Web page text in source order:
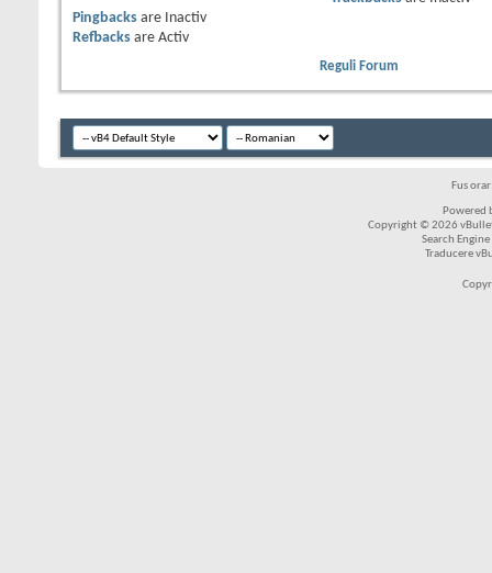
Pingbacks are
Inactiv
Refbacks are Activ
Reguli Forum
Fus
Powered
Copyright © 2026
Search
Traducere